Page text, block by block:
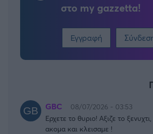
στο my gazzetta!
Εγγραφή
GBC
08/07/2026 - 03:53
Ερχετε το θυριο! Αξιζε το
ακομα και κλεισαμε !